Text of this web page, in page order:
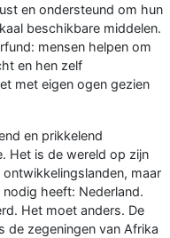
en ondersteund om hun
beschikbare middelen.
mensen helpen om
en hen zelf
met eigen ogen gezien
en prikkelend
Het is de wereld op zijn
maar
heeft: Nederland.
Het moet anders. De
de zegeningen van Afrika